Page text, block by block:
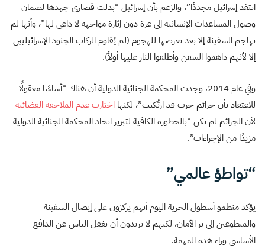
انتقد إسرائيل مجددًا”، والزعم بأن إسرائيل “بذلت قصارى جهدها لضمان
وصول المساعدات الإنسانية إلى غزة دون إثارة مواجهة لا داعي لها”، وأنها لم
تهاجم السفينة إلا بعد تعرضها للهجوم (لم يُقاوم الركاب الجنود الإسرائيليين
إلا لأنهم داهموا السفن وأطلقوا النار عليها أولاً).
وفي عام 2014، وجدت المحكمة الجنائية الدولية أن هناك “أساسًا معقولًا
للاعتقاد بأن جرائم حرب قد ارتُكبت”، لكنها اختارت عدم الملاحقة القضائية
لأن الجرائم لم تكن “بالخطورة الكافية لتبرير اتخاذ المحكمة الجنائية الدولية
مزيدًا من الإجراءات”.
“تواطؤ عالمي”
يؤكد منظمو أسطول الحرية اليوم أنهم يركزون على إيصال السفينة
والمتطوعين إلى بر الأمان، لكنهم لا يريدون أن يغفل الناس عن الدافع
الأساسي وراء هذه المهمة.